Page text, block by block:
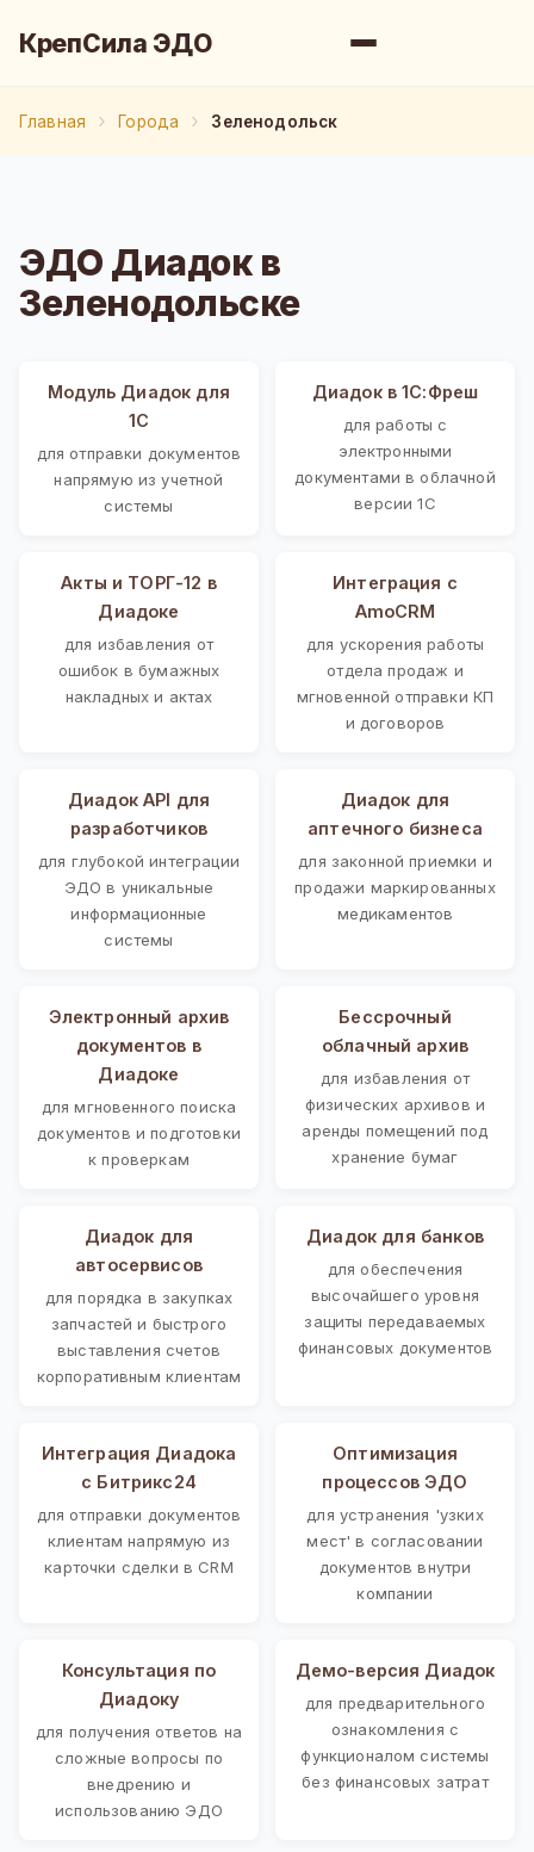
КрепСила ЭДО
Главная Города Зеленодольск
ЭДО Диадок в
Зеленодольске
Модуль Диадок для
1С
для отправки документов
напрямую из учетной
системы
Диадок в 1С:Фреш
для работы с
электронными
документами в облачной
версии 1С
Акты и ТОРГ-12 в
Диадоке
для избавления от
ошибок в бумажных
накладных и актах
Интеграция с
AmoCRM
для ускорения работы
отдела продаж и
мгновенной отправки КП
и договоров
Диадок API для
разработчиков
для глубокой интеграции
ЭДО в уникальные
информационные
системы
Диадок для
аптечного бизнеса
для законной приемки и
продажи маркированных
медикаментов
Электронный архив
документов в
Диадоке
для мгновенного поиска
документов и подготовки
к проверкам
Бессрочный
облачный архив
для избавления от
физических архивов и
аренды помещений под
хранение бумаг
Диадок для
автосервисов
для порядка в закупках
запчастей и быстрого
выставления счетов
корпоративным клиентам
Диадок для банков
для обеспечения
высочайшего уровня
защиты передаваемых
финансовых документов
Интеграция Диадока
с Битрикс24
для отправки документов
клиентам напрямую из
карточки сделки в CRM
Оптимизация
процессов ЭДО
для устранения 'узких
мест' в согласовании
документов внутри
компании
Консультация по
Диадоку
для получения ответов на
сложные вопросы по
внедрению и
использованию ЭДО
Демо-версия Диадок
для предварительного
ознакомления с
функционалом системы
без финансовых затрат